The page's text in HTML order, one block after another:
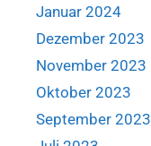
Januar 2024
Dezember 2023
November 2023
Oktober 2023
September 2023